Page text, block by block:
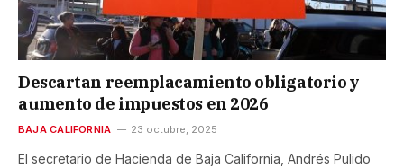
Descartan reemplacamiento obligatorio y
aumento de impuestos en 2026
BAJA CALIFORNIA 23 octubre, 2025
El secretario de Hacienda de Baja California, Andrés Pulido